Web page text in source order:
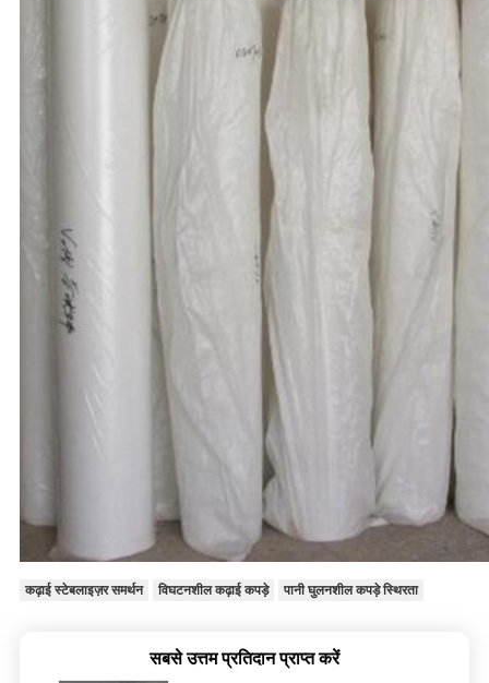
कढ़ाई स्टेबलाइज़र समर्थन विघटनशील कढ़ाई कपड़े पानी घुलनशील कपड़े स्थिरता
सबसे उत्तम प्रतिदान प्राप्त करें